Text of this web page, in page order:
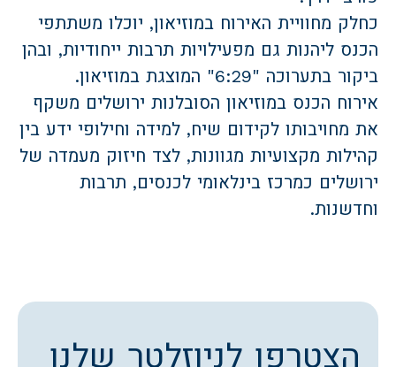
כחלק מחוויית האירוח במוזיאון, יוכלו משתתפי
הכנס ליהנות גם מפעילויות תרבות ייחודיות, ובהן
ביקור בתערוכה "6:29" המוצגת במוזיאון.
אירוח הכנס במוזיאון הסובלנות ירושלים משקף
את מחויבותו לקידום שיח, למידה וחילופי ידע בין
קהילות מקצועיות מגוונות, לצד חיזוק מעמדה של
ירושלים כמרכז בינלאומי לכנסים, תרבות
וחדשנות.
הצטרפו לניוזלטר שלנו